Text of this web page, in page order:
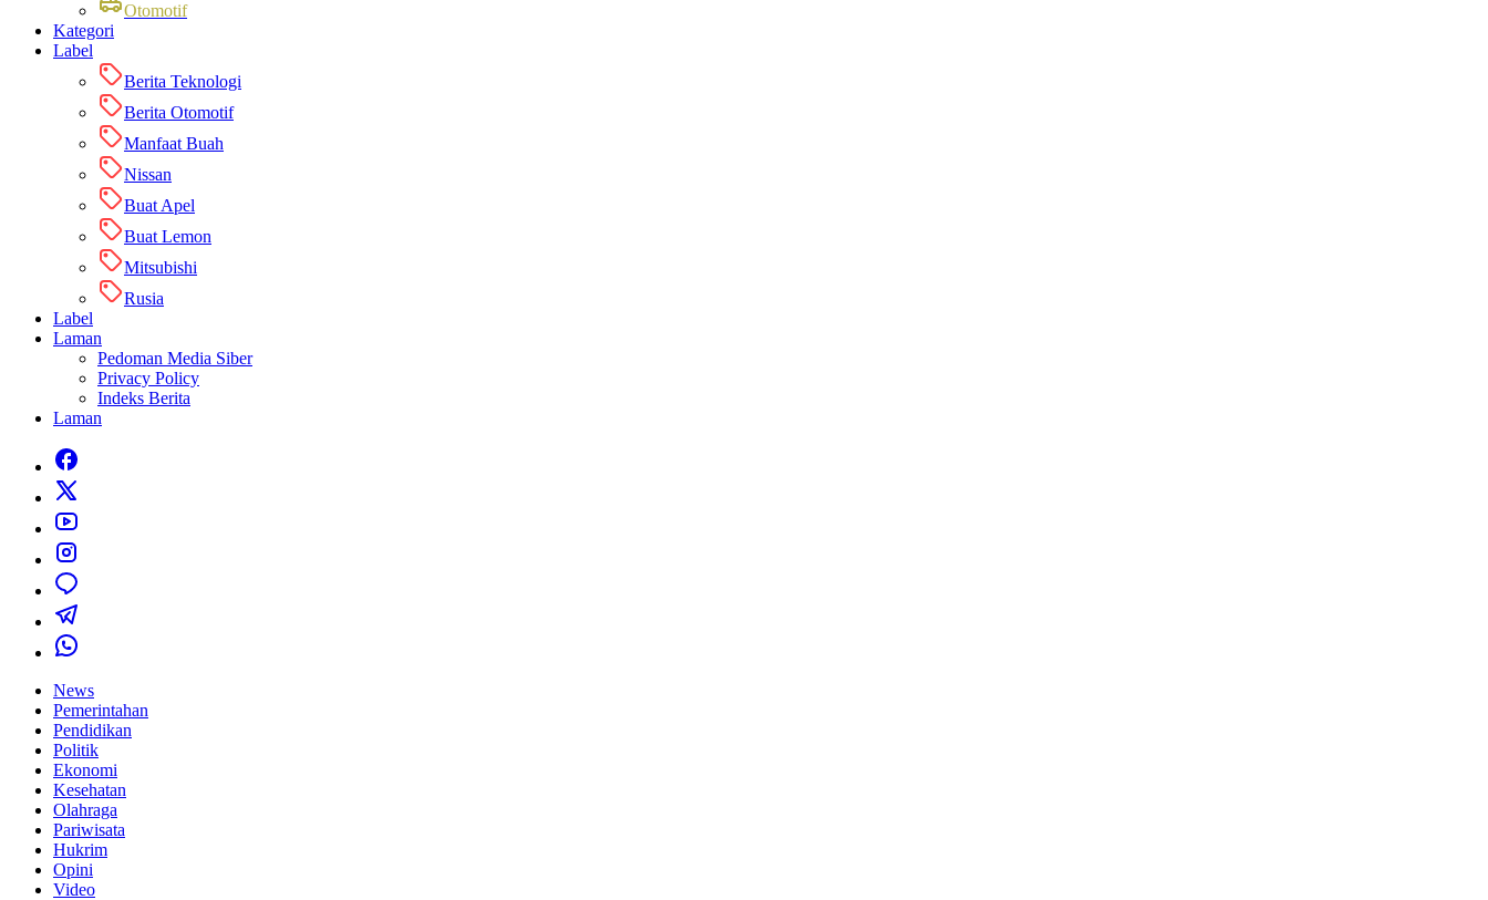
Otomotif
Kategori
Label
Berita Teknologi
Berita Otomotif
Manfaat Buah
Nissan
Buat Apel
Buat Lemon
Mitsubishi
Rusia
Label
Laman
Pedoman Media Siber
Privacy Policy
Indeks Berita
Laman
News
Pemerintahan
Pendidikan
Politik
Ekonomi
Kesehatan
Olahraga
Pariwisata
Hukrim
Opini
Video